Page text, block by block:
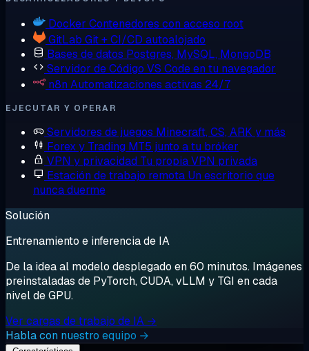
Docker Contenedores con acceso root
GitLab Git + CI/CD autoalojado
Bases de datos Postgres, MySQL, MongoDB
Servidor de Código VS Code en tu navegador
n8n Automatizaciones activas 24/7
EJECUTAR Y OPERAR
Servidores de juegos Minecraft, CS, ARK y más
Forex y Trading MT5 junto a tu bróker
VPN y privacidad Tu propia VPN privada
Estación de trabajo remota Un escritorio que
nunca duerme
Solución
Entrenamiento e inferencia de IA
De la idea al modelo desplegado en 60 minutos. Imágenes
preinstaladas de PyTorch, CUDA, vLLM y TGI en cada
nivel de GPU.
Ver cargas de trabajo de IA →
Habla con nuestro equipo →